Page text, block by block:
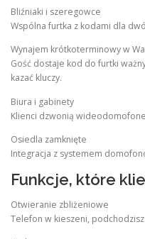
Bliźniaki i szeregowce
Wspólna furtka z kodami dla
Wynajem krótkoterminowy w
Gość dostaje kod do furtki
kazać kluczy.
Biura i gabinety
Klienci dzwonią
Osiedla zamknięte
Integracja z systemem
Funkcje, które
Otwieranie zbliżeniowe
Telefon w kieszeni,